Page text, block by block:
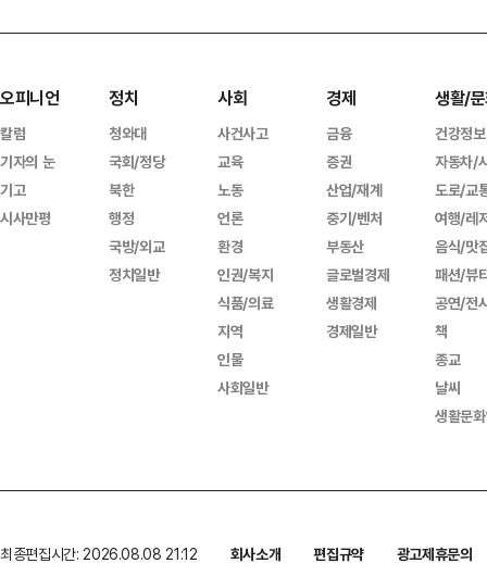
오피니언
칼럼
기자의 눈
기고
시사만평
정치
청와대
국회/정당
북한
행정
국방/외교
정치일반
사회
사건사고
교육
노동
언론
환경
인권/복지
식품/의료
지역
인물
사회일반
경제
금융
증권
산업/재계
중기/벤처
부동산
글로벌경제
생활경제
경제일반
생활/
건강정보
자동차/
도로/교
여행/레
음식/맛
패션/뷰
공연/전
책
종교
날씨
생활문
최종편집시간: 2026.08.08 21:12 회사소개 편집규약
광고제휴문의